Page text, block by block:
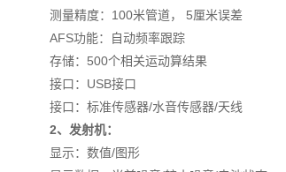
测量精度：100米管道， 5厘米误差
AFS功能：自动频率跟踪
存储：500个相关运动算结果
接口：USB接口
接口：标准传感器/水音传感器/天线
2、发射机：
显示：数值/图形